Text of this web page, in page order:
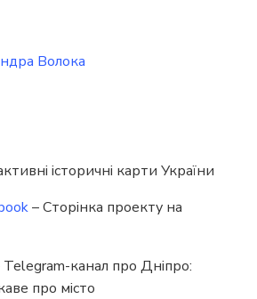
Волока
історичні карти України
– Сторінка проекту на
Telegram-канал про Дніпро:
про місто